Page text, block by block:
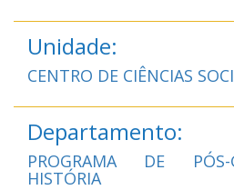
Unidade:
CENTRO DE CIÊNCIAS
Departamento:
PROGRAMA DE PÓS-
HISTÓRIA